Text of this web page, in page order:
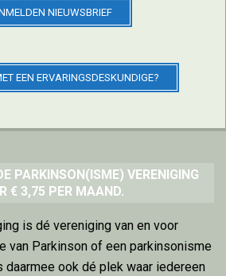
NIEUWSBRIEF
EEN ERVARINGSDESKUNDIGE?
PARKINSON(ISME) VERENIGING
€ 3,75 PER MAAND.
is dé vereniging van en voor
van Parkinson of een parkinsonisme
daarmee ook dé plek waar iedereen